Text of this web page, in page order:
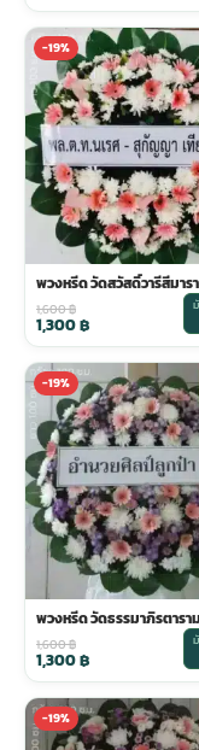
-19%
พวงหรีด วัดสวัสดิ์วารีสีมาร
1,600฿
1,300฿
-19%
พวงหรีด วัดธรรมาภิรตาราม
1,600฿
1,300฿
-19%